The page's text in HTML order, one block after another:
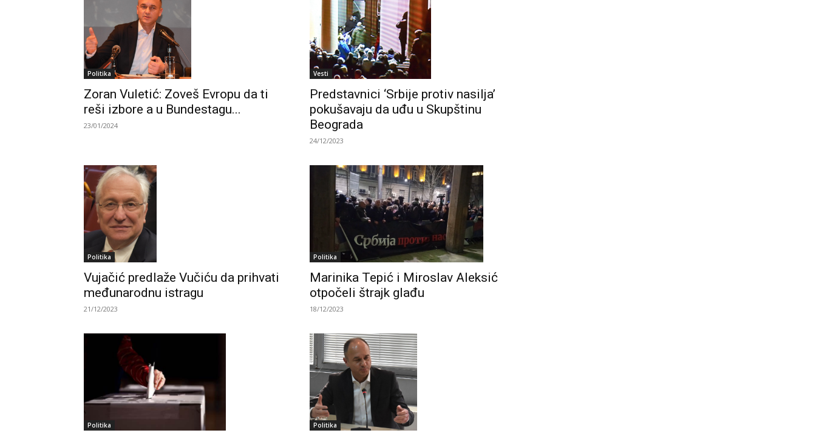
Politika
Zoran Vuletić: Zoveš Evropu da ti
reši izbore a u Bundestagu...
23/01/2024
Vesti
Predstavnici ‘Srbije protiv nasilja’
pokušavaju da uđu u Skupštinu
Beograda
24/12/2023
Politika
Vujačić predlaže Vučiću da prihvati
međunarodnu istragu
21/12/2023
Politika
Marinika Tepić i Miroslav Aleksić
otpočeli štrajk glađu
18/12/2023
Politika Politika